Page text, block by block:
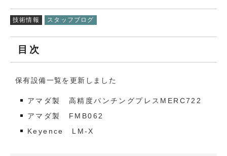
RECRUIT
お問い合わせフォーム
技術情報 スタッフブログ
目次
保有設備一覧を更新しました
アマダ製 高精度パンチングプレスMERC722
アマダ製 FMB062
Keyence LM-X